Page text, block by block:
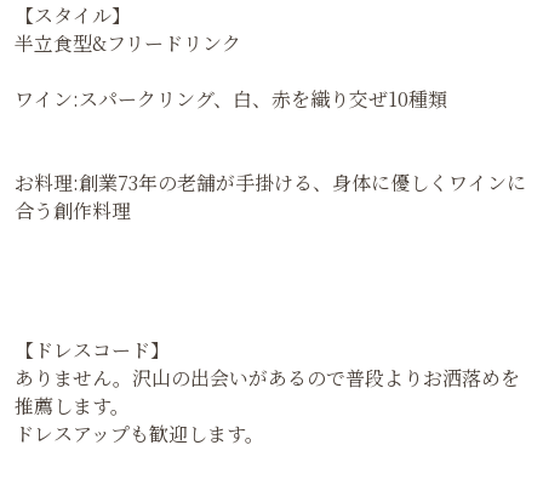
【スタイル】
半立食型&フリードリンク
ワイン:スパークリング、白、赤を織り交ぜ10種類
お料理:創業73年の老舗が手掛ける、身体に優しくワインに
合う創作料理
【ドレスコード】
ありません。沢山の出会いがあるので普段よりお洒落めを
推薦します。
ドレスアップも歓迎します。